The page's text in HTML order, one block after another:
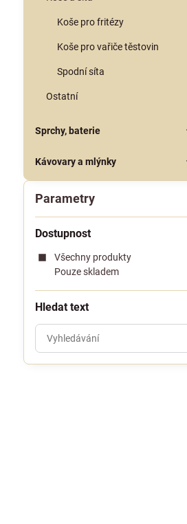
Parametry
Dostupnost
Všechny produkty
Pouze skladem
Hledat text
Prohledat
výsledky
filtru
Koše pro fritézy
Koše pro vařiče těstovin
Spodní síta
Ostatní
Sprchy, baterie
Kávovary a mlýnky